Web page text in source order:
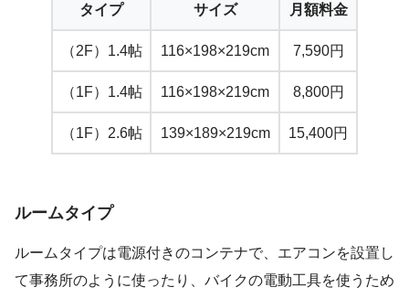
タイプ サイズ 月額料金
（2F）1.4帖 116×198×219cm 7,590円
（1F）1.4帖 116×198×219cm 8,800円
（1F）2.6帖 139×189×219cm 15,400円
ルームタイプ
ルームタイプは電源付きのコンテナで、エアコンを設置し
て事務所のように使ったり、バイクの電動工具を使うため